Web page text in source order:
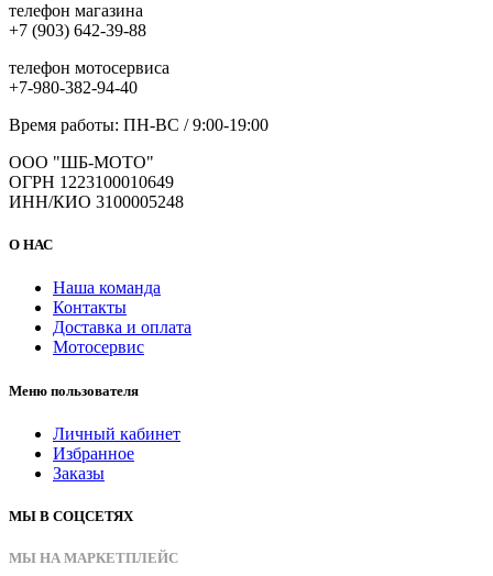
телефон магазина
+7 (903) 642-39-88
телефон мотосервиса
+7-980-382-94-40
Время работы: ПН-ВС / 9:00-19:00
ООО "ШБ-МОТО"
ОГРН 1223100010649
ИНН/КИО 3100005248
О НАС
Наша команда
Контакты
Доставка и оплата
Мотосервис
Меню пользователя
Личный кабинет
Избранное
Заказы
МЫ В СОЦСЕТЯХ
МЫ НА МАРКЕТПЛЕЙС